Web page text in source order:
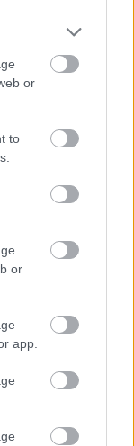
or
to
or
app.
A